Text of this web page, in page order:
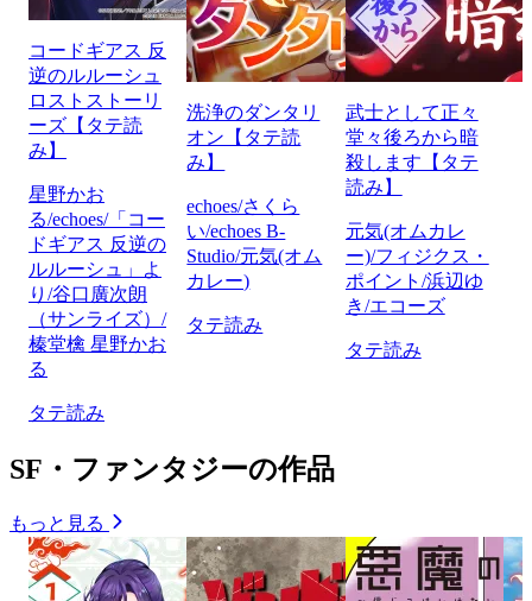
コードギアス 反
逆のルルーシュ
ロストストーリ
ーズ【タテ読
み】
星野かお
る/echoes/「コー
ドギアス 反逆の
ルルーシュ」よ
り/谷口廣次朗
（サンライズ）/
榛堂檎 星野かお
る
タテ読み
洗浄のダンタリ
オン【タテ読
み】
echoes/さくら
い/echoes B-
Studio/元気(オム
カレー)
タテ読み
武士として正々
堂々後ろから暗
殺します【タテ
読み】
元気(オムカレ
ー)/フィジクス・
ポイント/浜辺ゆ
き/エコーズ
タテ読み
SF・ファンタジーの作品
もっと見る